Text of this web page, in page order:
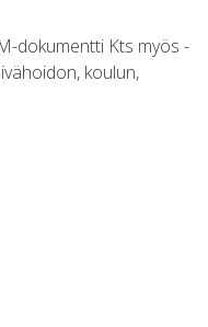
dokumentti Kts myös -
koulun,